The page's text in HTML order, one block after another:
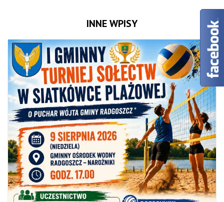
INNE WPISY